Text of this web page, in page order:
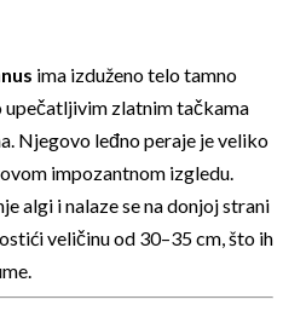
ima izduženo telo tamno
upečatljivim zlatnim tačkama
Njegovo leđno peraje je veliko
impozantnom izgledu.
algi i nalaze se na donjoj strani
veličinu od 30–35 cm, što ih